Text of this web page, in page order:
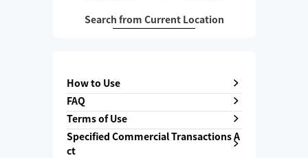
Search from Current Location
How to Use
FAQ
Terms of Use
Specified Commercial Transactions A
ct